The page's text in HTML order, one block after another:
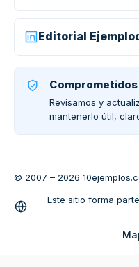
Editorial
Comprometidos
Revisamos y
mantenerlo útil,
© 2007 – 2026
Este sitio forma